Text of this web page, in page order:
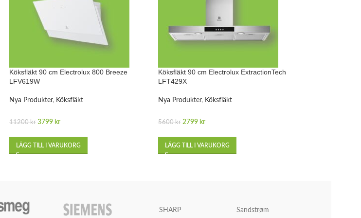
Köksfläkt 90 cm Electrolux 800 Breeze
LFV619W
Nya Produkter, Köksfläkt
11200kr 3799 kr
LÄGG TILL I VARUKORG
Köksfläkt 90 cm Electrolux ExtractionTech
LFT429X
Nya Produkter, Köksfläkt
5600kr 2799 kr
LÄGG TILL I VARUKORG
SHARP Sandstrøm